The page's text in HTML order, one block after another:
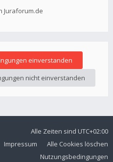
Juraforum.de
Alle Zeiten sind UTC+02:00
Alle Cookies löschen
Impressum
Nutzungsbedingungen